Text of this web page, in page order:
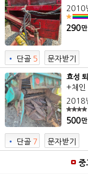
2010
290
• 단골 5 문자받기
효성
+체인
2018
500
• 단골 7
7
문자받기
중